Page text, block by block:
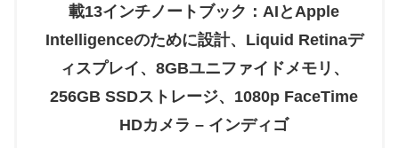
載13インチノートブック：AIとApple
Intelligenceのために設計、Liquid Retinaデ
ィスプレイ、8GBユニファイドメモリ、
256GB SSDストレージ、1080p FaceTime
HDカメラ – インディゴ